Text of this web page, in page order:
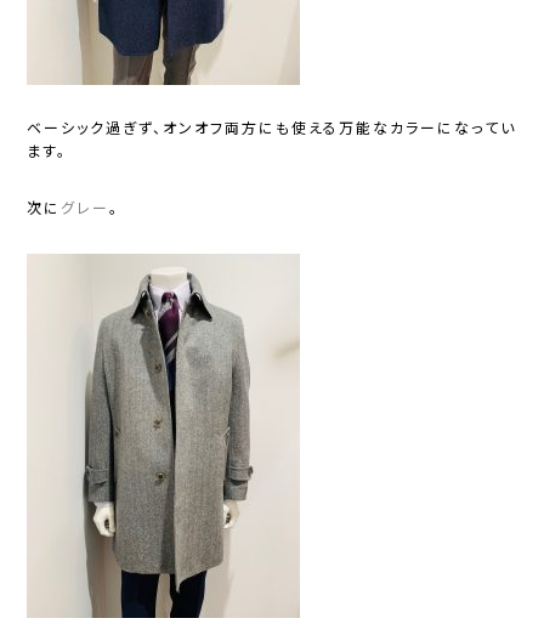
ベーシック過ぎず、オンオフ両方にも使える万能なカラーになってい
ます。
次に グレー。